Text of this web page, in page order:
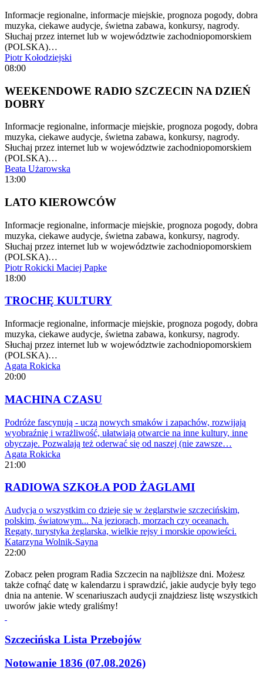
Informacje regionalne, informacje miejskie, prognoza pogody, dobra
muzyka, ciekawe audycje, świetna zabawa, konkursy, nagrody.
Słuchaj przez internet lub w województwie zachodniopomorskiem
(POLSKA)…
Piotr Kołodziejski
08:00
WEEKENDOWE RADIO SZCZECIN NA DZIEŃ
DOBRY
Informacje regionalne, informacje miejskie, prognoza pogody, dobra
muzyka, ciekawe audycje, świetna zabawa, konkursy, nagrody.
Słuchaj przez internet lub w województwie zachodniopomorskiem
(POLSKA)…
Beata Użarowska
13:00
LATO KIEROWCÓW
Informacje regionalne, informacje miejskie, prognoza pogody, dobra
muzyka, ciekawe audycje, świetna zabawa, konkursy, nagrody.
Słuchaj przez internet lub w województwie zachodniopomorskiem
(POLSKA)…
Piotr Rokicki Maciej Papke
18:00
TROCHĘ KULTURY
Informacje regionalne, informacje miejskie, prognoza pogody, dobra
muzyka, ciekawe audycje, świetna zabawa, konkursy, nagrody.
Słuchaj przez internet lub w województwie zachodniopomorskiem
(POLSKA)…
Agata Rokicka
20:00
MACHINA CZASU
Podróże fascynują - uczą nowych smaków i zapachów, rozwijają
wyobraźnię i wrażliwość, ułatwiają otwarcie na inne kultury, inne
obyczaje. Pozwalają też oderwać się od naszej (nie zawsze…
Agata Rokicka
21:00
RADIOWA SZKOŁA POD ŻAGLAMI
Audycja o wszystkim co dzieje się w żeglarstwie szczecińskim,
polskim, światowym... Na jeziorach, morzach czy oceanach.
Regaty, turystyka żeglarska, wielkie rejsy i morskie opowieści.
Katarzyna Wolnik-Sayna
22:00
Zobacz pełen program Radia Szczecin na najbliższe dni. Możesz
także cofnąć datę w kalendarzu i sprawdzić, jakie audycje były tego
dnia na antenie. W scenariuszach audycji znajdziesz listę wszystkich
uworów jakie wtedy graliśmy!
Szczecińska Lista Przebojów
Notowanie 1836 (07.08.2026)